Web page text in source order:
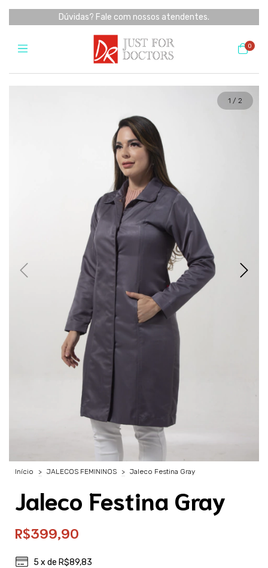
Dúvidas? Fale com nossos atendentes.
0
1 / 2
Início > JALECOS FEMININOS > Jaleco Festina Gray
Jaleco Festina Gray
R$399,90
5 x de R$89,83